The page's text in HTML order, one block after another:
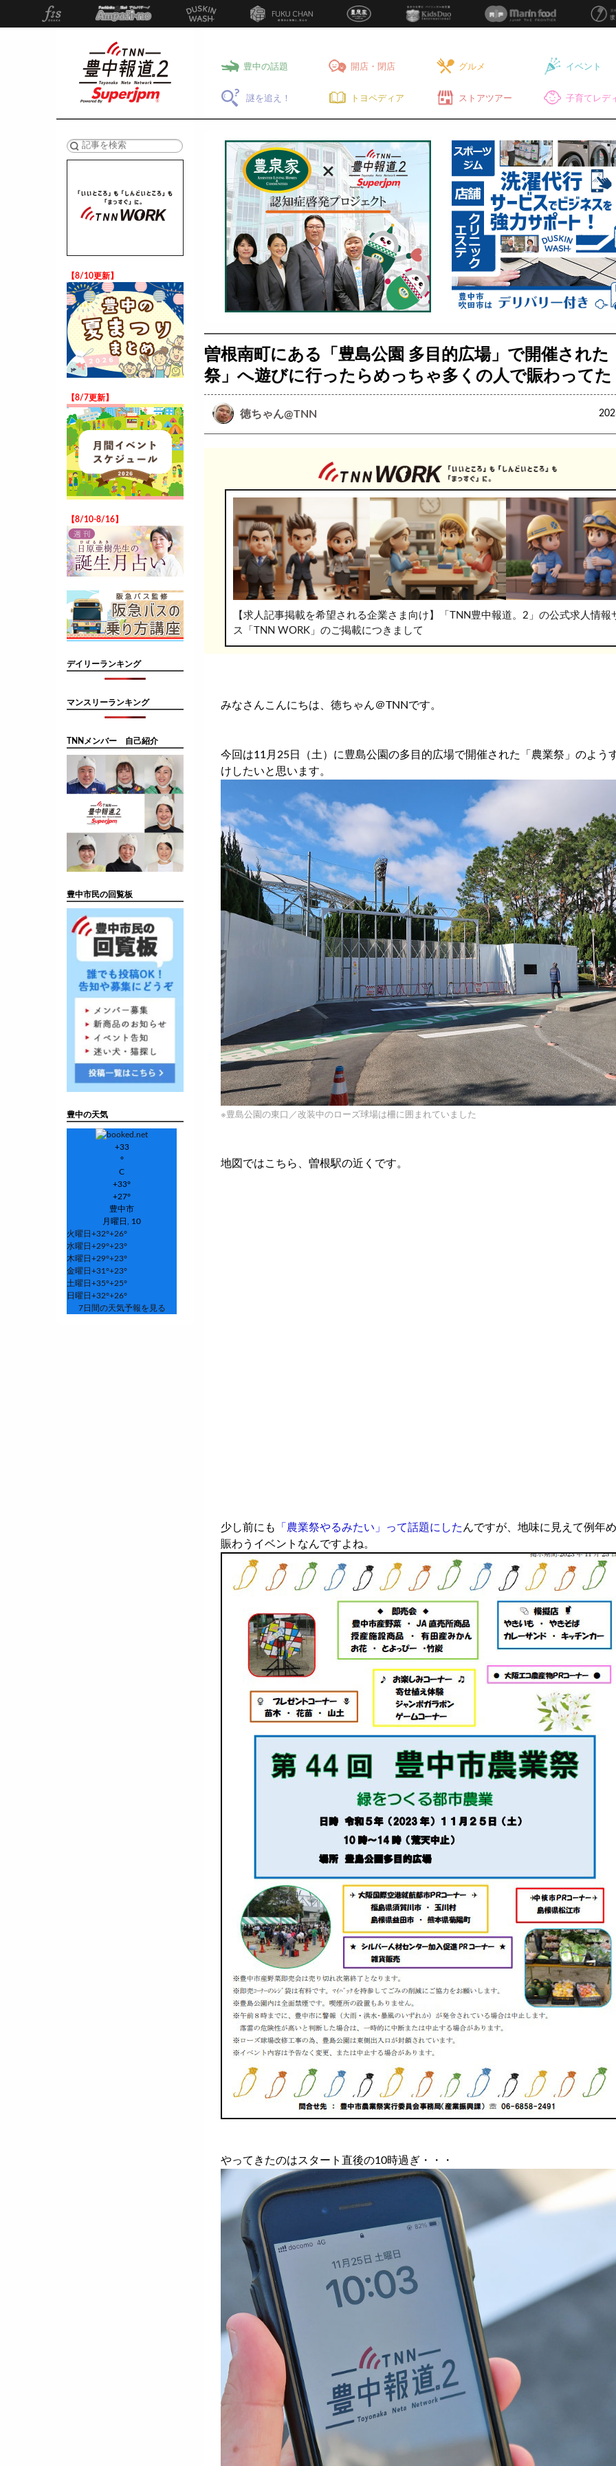
豊中の話題 開店・閉店 グルメ イベント
謎を追え！ トヨペディア ストアツアー 子育てレデ
曽根南町にある「豊島公園 多目的広場」で開催された
祭」へ遊びに行ったらめっちゃ多くの人で賑わってた
徳ちゃん@TNN
【求人記事掲載を希望される企業さま向け】「TNN豊中報道。2」の公式求人情報
ス「TNN WORK」のご掲載につきまして
みなさんこんにちは、徳ちゃん＠TNNです。
今回は11月25日（土）に豊島公園の多目的広場で開催された「農業祭」のよう
けしたいと思います。
※豊島公園の東口／改装中のローズ球場は柵に囲まれていました
地図ではこちら、曽根駅の近くです。
少し前にも 「農業祭やるみたい」って話題にした んですが、地味に見えて例年
賑わうイベントなんですよね。
やってきたのはスタート直後の10時過ぎ・・・
【8/10更新】
【8/7更新】
【8/10-8/16】
デイリーランキング
マンスリーランキング
TNNメンバー 自己紹介
豊中市民の回覧板
豊中の天気
+33
°
C
+33°
+27°
豊中市
月曜日, 10
火曜日 +32°+26°
水曜日 +29°+23°
木曜日 +29°+23°
金曜日 +31°+23°
土曜日 +35°+25°
日曜日 +32°+26°
7日間の天気予報を見る